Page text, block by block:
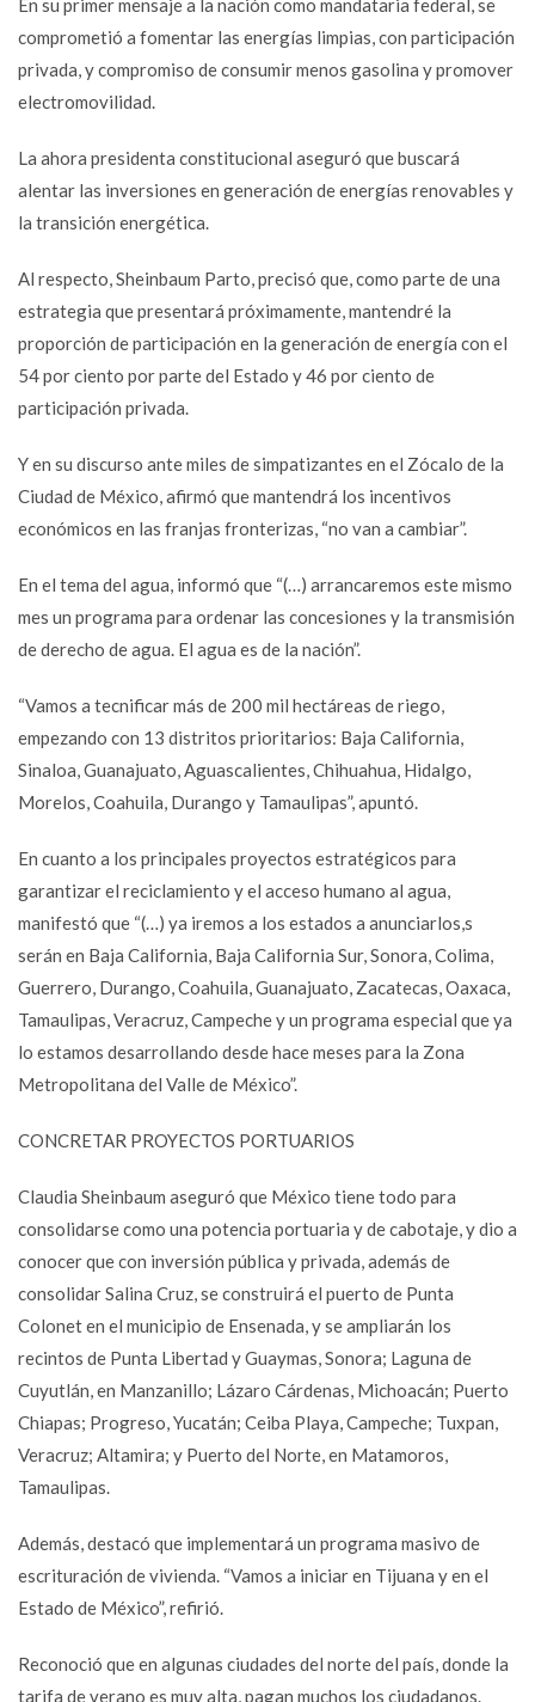
En su primer mensaje a la nación como mandataria federal, se
comprometió a fomentar las energías limpias, con participación
privada, y compromiso de consumir menos gasolina y promover
electromovilidad.
La ahora presidenta constitucional aseguró que buscará
alentar las inversiones en generación de energías renovables y
la transición energética.
Al respecto, Sheinbaum Parto, precisó que, como parte de una
estrategia que presentará próximamente, mantendré la
proporción de participación en la generación de energía con el
54 por ciento por parte del Estado y 46 por ciento de
participación privada.
Y en su discurso ante miles de simpatizantes en el Zócalo de la
Ciudad de México, afirmó que mantendrá los incentivos
económicos en las franjas fronterizas, “no van a cambiar”.
En el tema del agua, informó que “(…) arrancaremos este mismo
mes un programa para ordenar las concesiones y la transmisión
de derecho de agua. El agua es de la nación”.
“Vamos a tecnificar más de 200 mil hectáreas de riego,
empezando con 13 distritos prioritarios: Baja California,
Sinaloa, Guanajuato, Aguascalientes, Chihuahua, Hidalgo,
Morelos, Coahuila, Durango y Tamaulipas”, apuntó.
En cuanto a los principales proyectos estratégicos para
garantizar el reciclamiento y el acceso humano al agua,
manifestó que “(…) ya iremos a los estados a anunciarlos,s
serán en Baja California, Baja California Sur, Sonora, Colima,
Guerrero, Durango, Coahuila, Guanajuato, Zacatecas, Oaxaca,
Tamaulipas, Veracruz, Campeche y un programa especial que ya
lo estamos desarrollando desde hace meses para la Zona
Metropolitana del Valle de México”.
CONCRETAR PROYECTOS PORTUARIOS
Claudia Sheinbaum aseguró que México tiene todo para
consolidarse como una potencia portuaria y de cabotaje, y dio a
conocer que con inversión pública y privada, además de
consolidar Salina Cruz, se construirá el puerto de Punta
Colonet en el municipio de Ensenada, y se ampliarán los
recintos de Punta Libertad y Guaymas, Sonora; Laguna de
Cuyutlán, en Manzanillo; Lázaro Cárdenas, Michoacán; Puerto
Chiapas; Progreso, Yucatán; Ceiba Playa, Campeche; Tuxpan,
Veracruz; Altamira; y Puerto del Norte, en Matamoros,
Tamaulipas.
Además, destacó que implementará un programa masivo de
escrituración de vivienda. “Vamos a iniciar en Tijuana y en el
Estado de México”, refirió.
Reconoció que en algunas ciudades del norte del país, donde la
tarifa de verano es muy alta, pagan muchos los ciudadanos.